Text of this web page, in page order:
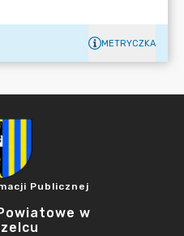
METRYCZKA
Publicznej
w